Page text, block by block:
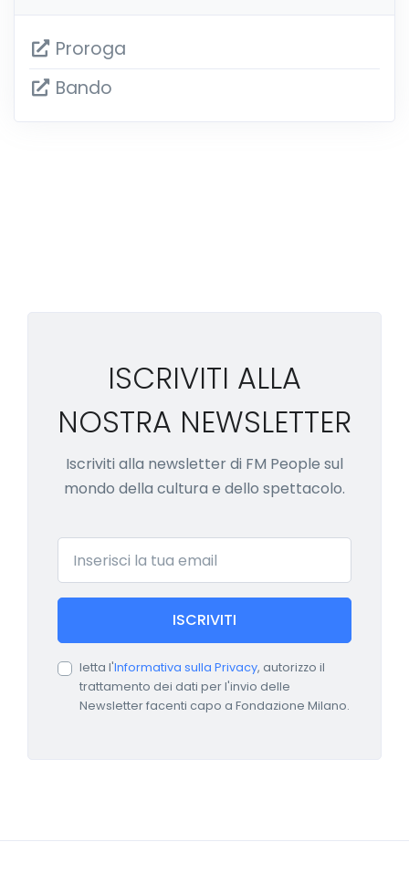
Proroga
Bando
ISCRIVITI ALLA
NOSTRA NEWSLETTER
Iscriviti alla newsletter di FM People sul
mondo della cultura e dello spettacolo.
Email
ISCRIVITI
letta l'Informativa sulla Privacy, autorizzo il
trattamento dei dati per l'invio delle
Newsletter facenti capo a Fondazione Milano.